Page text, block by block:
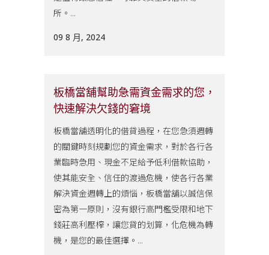
所。...
09 8 月, 2024
板橋當舖幫助急需資金需求的您，
快速解決欠錢的窘境
板橋當舖透明化的借貸過程，在您急須週轉
的關鍵時刻規劃您的資金需求，對於各行各
業臨時急用、現金不足給予低利借款協助，
使其能安全、信任的渡過危機，使各行各業
解決資金週轉上的煩惱，板橋當舖以誠信保
密為第一原則，沒有銀行高門檻受限和地下
錢莊高利壓榨，讓您貸的划算，化危機為轉
機，是您的最佳選擇。...